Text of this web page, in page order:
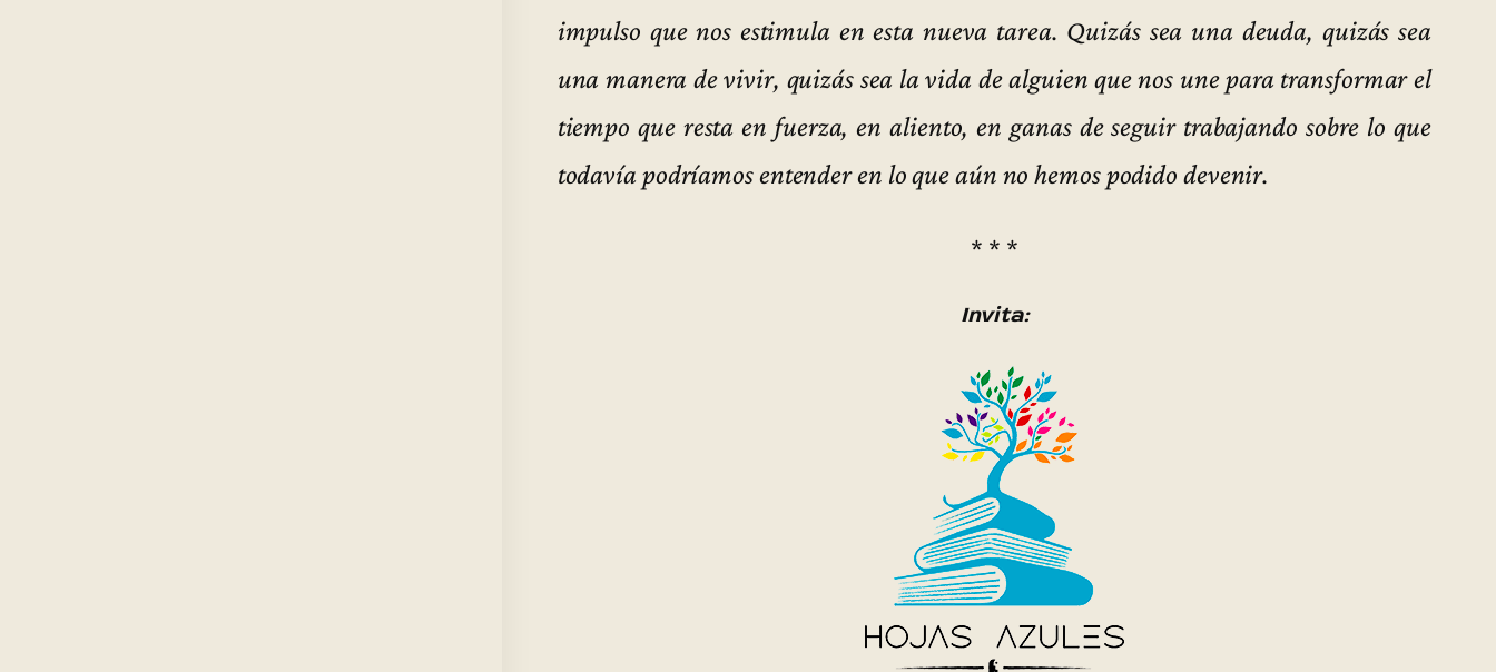
impulso que nos estimula en esta nueva tarea. Quizás sea una deuda, quizás sea
una manera de vivir, quizás sea la vida de alguien que nos une para transformar el
tiempo que resta en fuerza, en aliento, en ganas de seguir trabajando sobre lo que
todavía podríamos entender en lo que aún no hemos podido devenir.
* * *
Invita: